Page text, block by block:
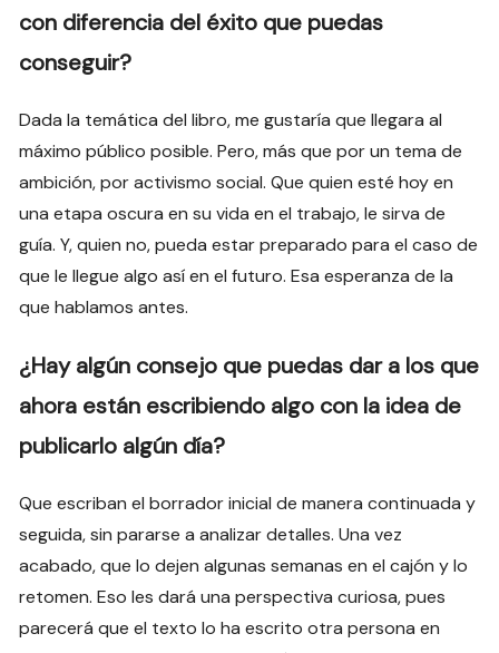
con diferencia del éxito que puedas
conseguir?
Dada la temática del libro, me gustaría que llegara al
máximo público posible. Pero, más que por un tema de
ambición, por activismo social. Que quien esté hoy en
una etapa oscura en su vida en el trabajo, le sirva de
guía. Y, quien no, pueda estar preparado para el caso de
que le llegue algo así en el futuro. Esa esperanza de la
que hablamos antes.
¿Hay algún consejo que puedas dar a los que
ahora están escribiendo algo con la idea de
publicarlo algún día?
Que escriban el borrador inicial de manera continuada y
seguida, sin pararse a analizar detalles. Una vez
acabado, que lo dejen algunas semanas en el cajón y lo
retomen. Eso les dará una perspectiva curiosa, pues
parecerá que el texto lo ha escrito otra persona en